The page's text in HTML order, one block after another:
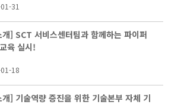
31
] SCT 서비스센터팀과 함께하는 파이퍼
육 실시!
18
] 기술역량 증진을 위한 기술본부 자체 기